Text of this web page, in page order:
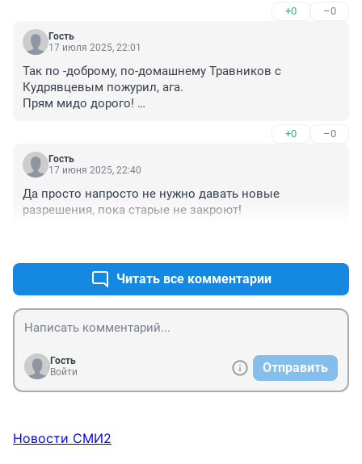
Не родился здесь, ничего для этой земли делать не
будет.
+0 –0
Гость
17 июля 2025, 22:01
Так по -доброму, по-домашнему Травников с
Кудрявцевым пожурил, ага.
Прям мидо дорого!
штрафы и неустойки начислять никто не планирует??
Это в военное-то время, в Сибири??
Раскопали, а рук нет.
+0 –0
Гость
17 июня 2025, 22:40
Да просто напросто не нужно давать новые
разрешения, пока старые не закроют!
Читать все комментарии
Гость
Войти
Отправить
Новости СМИ2